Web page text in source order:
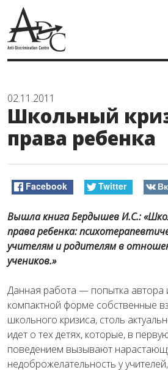
02.11.2011
Школьный
права ребенка
Facebook Twitter
Вышла книга Бердышев И.С.:
права ребенка:
учителям и родителям в
учеников.»
Данная работа — попытка автора
компактной форме собственные
школьного кризиса, столь
идет о тех детях, которые, в
поведением вызывают
недоброжелательность у